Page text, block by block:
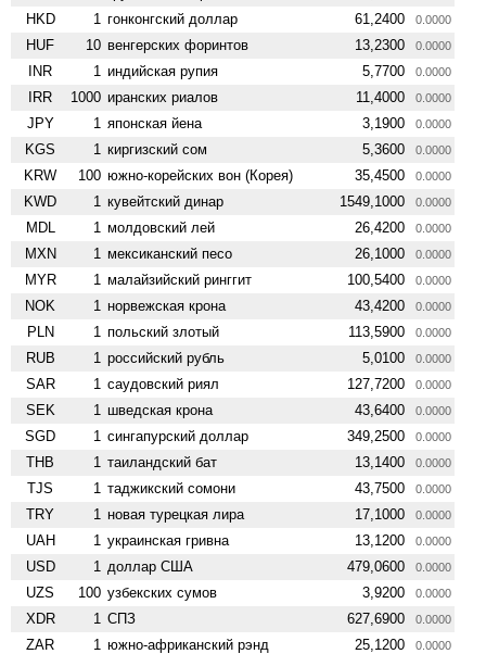
HKD 1 гонконгский доллар 61,2400 0.0000
HUF 10 венгерских форинтов 13,2300 0.0000
INR 1 индийская рупия 5,7700 0.0000
IRR 1000 иранских риалов 11,4000 0.0000
JPY 1 японская йена 3,1900 0.0000
KGS 1 киргизский сом 5,3600 0.0000
KRW 100 южно-корейских вон (Корея) 35,4500 0.0000
KWD 1 кувейтский динар 1549,1000 0.0000
MDL 1 молдовский лей 26,4200 0.0000
MXN 1 мексиканский песо 26,1000 0.0000
MYR 1 малайзийский ринггит 100,5400 0.0000
NOK 1 норвежская крона 43,4200 0.0000
PLN 1 польский злотый 113,5900 0.0000
RUB 1 российский рубль 5,0100 0.0000
SAR 1 саудовский риял 127,7200 0.0000
SEK 1 шведская крона 43,6400 0.0000
SGD 1 сингапурский доллар 349,2500 0.0000
THB 1 таиландский бат 13,1400 0.0000
TJS 1 таджикский сомони 43,7500 0.0000
TRY 1 новая турецкая лира 17,1000 0.0000
UAH 1 украинская гривна 13,1200 0.0000
USD 1 доллар США 479,0600 0.0000
UZS 100 узбекских сумов 3,9200 0.0000
XDR 1 СПЗ 627,6900 0.0000
ZAR 1 южно-африканский рэнд 25,1200 0.0000